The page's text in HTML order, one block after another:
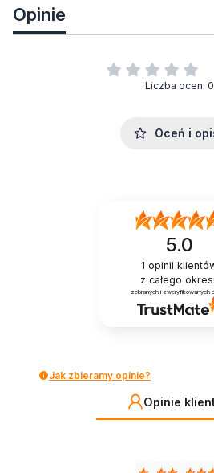
Opinie
Liczba ocen: 0
Oceń i
5.0
1 opinii
z całego
zebranych i zweryfikowanych
Jak zbieramy opinie?
Opinie